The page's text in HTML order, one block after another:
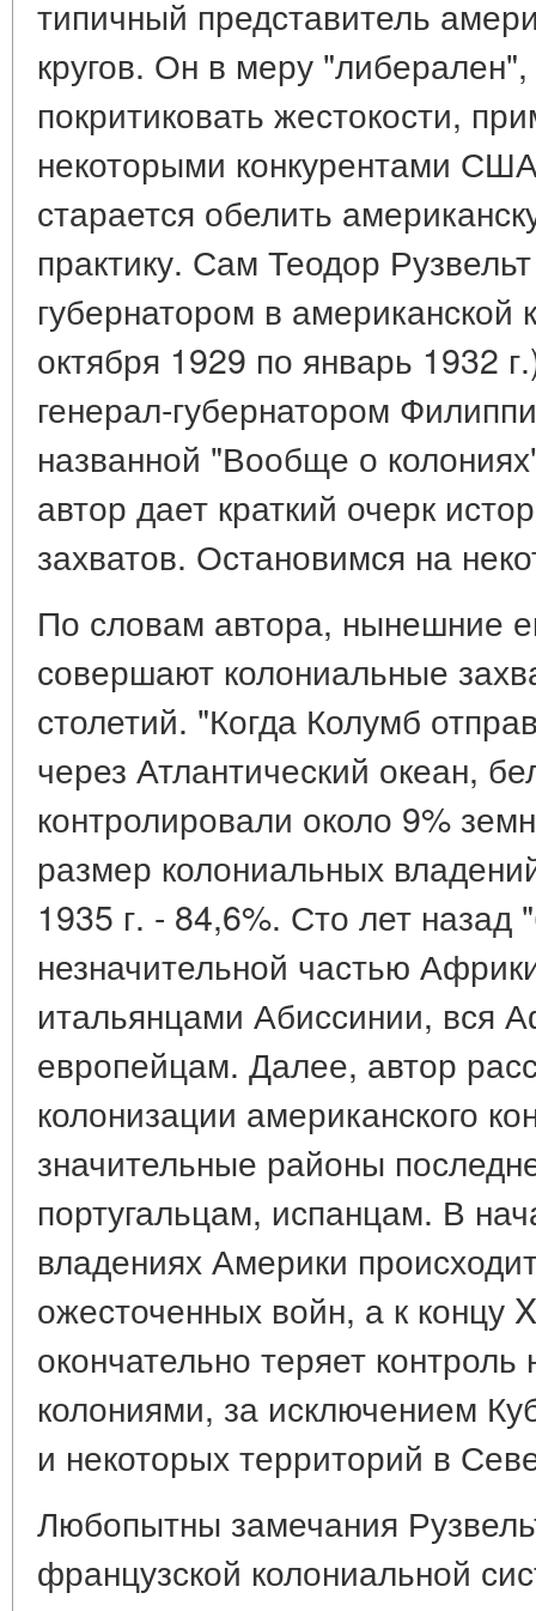
типичный представитель
кругов. Он в меру "либерален",
покритиковать жестокости,
некоторыми конкурентами
старается обелить
практику. Сам Теодор
губернатором в американской
октября 1929 по январь 1932
генерал-губернатором
названной "Вообще о
автор дает краткий очерк
захватов. Остановимся на
По словам автора, нынешние
совершают колониальные
столетий. "Когда Колумб
через Атлантический океан,
контролировали около 9%
размер колониальных
1935 г. - 84,6%. Сто лет назад
незначительной частью
итальянцами Абиссинии, вся
европейцам. Далее, автор
колонизации американского
значительные районы
португальцам, испанцам. В
владениях Америки
ожесточенных войн, а к концу
окончательно теряет
колониями, за исключением
и некоторых территорий в
Любопытны замечания
французской колониальной